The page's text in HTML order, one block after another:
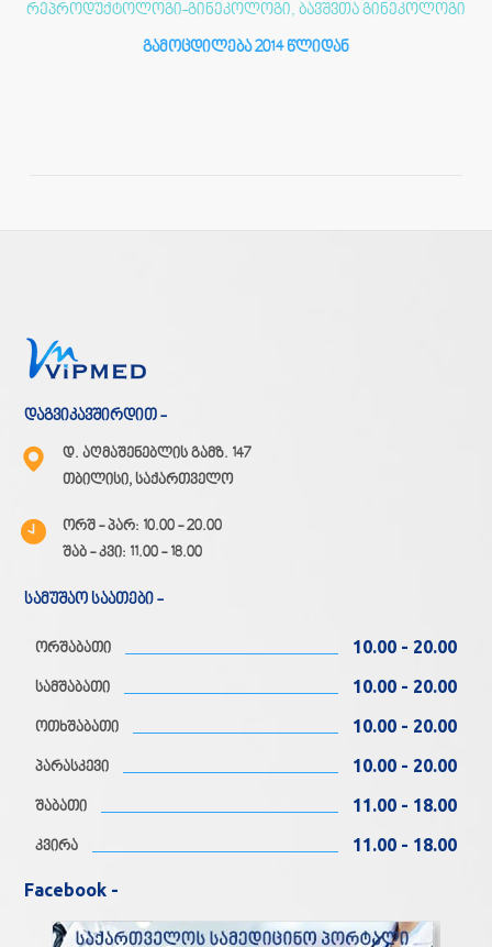
რეპროდუქტოლოგი-გინეკოლოგი, ბავშვთა გინეკოლოგი
გამოცდილება 2014 წლიდან
დაგვიკავშირდით -
დ. აღმაშენებლის გამზ. 147
თბილისი, საქართველო
ორშ - პარ: 10.00 - 20.00
შაბ - კვი: 11.00 - 18.00
სამუშაო საათები -
ორშაბათი 10.00 - 20.00
სამშაბათი 10.00 - 20.00
ოთხშაბათი 10.00 - 20.00
პარასკევი 10.00 - 20.00
შაბათი 11.00 - 18.00
კვირა 11.00 - 18.00
Facebook -